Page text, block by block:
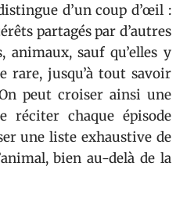
d’un coup d’œil :
partagés par d’autres
animaux, sauf qu’elles y
rare, jusqu’à tout savoir
peut croiser ainsi une
réciter chaque épisode
une liste exhaustive de
bien au-delà de la